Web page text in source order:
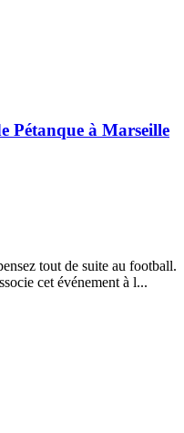
Pétanque à Marseille
tout de suite au football.
cet événement à l...